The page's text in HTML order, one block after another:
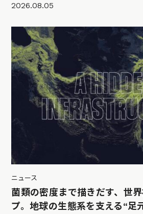
2026.08.05
ニュース
菌類の密度まで描きだす、世
プ。地球の生態系を支える“足